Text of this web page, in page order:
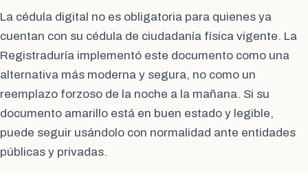
La cédula digital no es obligatoria para quienes ya
cuentan con su cédula de ciudadanía física vigente. La
Registraduría implementó este documento como una
alternativa más moderna y segura, no como un
reemplazo forzoso de la noche a la mañana. Si su
documento amarillo está en buen estado y legible,
puede seguir usándolo con normalidad ante entidades
públicas y privadas.